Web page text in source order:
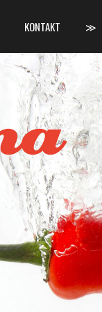
KONTAKT ≫